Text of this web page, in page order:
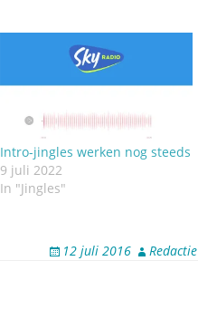
Intro-jingles werken nog steeds
9 juli 2022
In "Jingles"
12 juli 2016 Redactie